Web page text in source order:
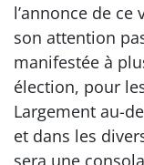
l’annonce de
son attention
manifestée à
élection, pour
Largement au-
et dans les
sera une